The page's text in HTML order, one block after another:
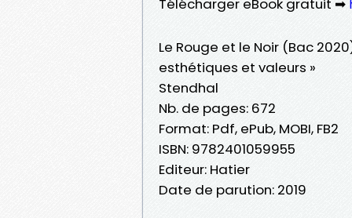
Télécharger eBook gratuit ➡
Le Rouge et le Noir (Bac
esthétiques et valeurs »
Stendhal
Nb. de pages: 672
Format: Pdf, ePub, MOBI, FB2
ISBN: 9782401059955
Editeur: Hatier
Date de parution: 2019